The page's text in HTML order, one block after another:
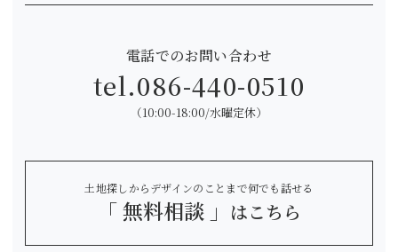
電話でのお問い合わせ
tel.086-440-0510
（10:00-18:00/水曜定休）
土地探しからデザインのことまで何でも話せる
「 無料相談 」 はこちら